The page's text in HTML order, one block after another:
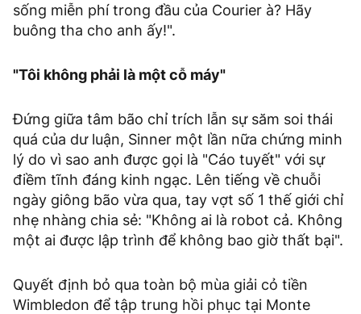
sống miễn phí trong đầu của Courier à? Hãy
buông tha cho anh ấy!".
"Tôi không phải là một cỗ máy"
Đứng giữa tâm bão chỉ trích lẫn sự săm soi thái
quá của dư luận, Sinner một lần nữa chứng minh
lý do vì sao anh được gọi là "Cáo tuyết" với sự
điềm tĩnh đáng kinh ngạc. Lên tiếng về chuỗi
ngày giông bão vừa qua, tay vợt số 1 thế giới chỉ
nhẹ nhàng chia sẻ: "Không ai là robot cả. Không
một ai được lập trình để không bao giờ thất bại".
Quyết định bỏ qua toàn bộ mùa giải cỏ tiền
Wimbledon để tập trung hồi phục tại Monte